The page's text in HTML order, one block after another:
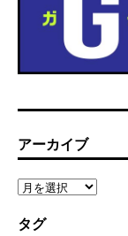
アーカイブ
タグ